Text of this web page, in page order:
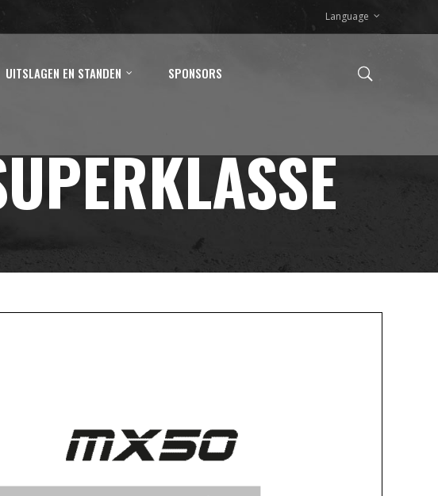
Language
UITSLAGEN EN STANDEN SPONSORS